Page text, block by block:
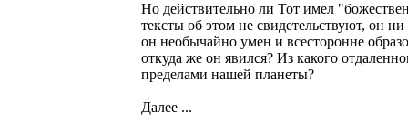
Но действительно ли Тот имел
тексты об этом не свидетельствуют, он
он необычайно умен и всесторонне
откуда же он явился? Из какого
пределами нашей планеты?
Далее ...